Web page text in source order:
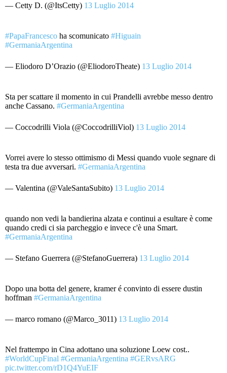
— Cetty D. (@ItsCetty) 13 Luglio 2014
#PapaFrancesco ha scomunicato #Higuain
#GermaniaArgentina
— Eliodoro D’Orazio (@EliodoroTheate) 13 Luglio 2014
Sta per scattare il momento in cui Prandelli avrebbe messo dentro
anche Cassano. #GermaniaArgentina
— Coccodrilli Viola (@CoccodrilliViol) 13 Luglio 2014
Vorrei avere lo stesso ottimismo di Messi quando vuole segnare di
testa tra due avversari. #GermaniaArgentina
— Valentina (@ValeSantaSubito) 13 Luglio 2014
quando non vedi la bandierina alzata e continui a esultare è come
quando credi ci sia parcheggio e invece c'è una Smart.
#GermaniaArgentina
— Stefano Guerrera (@StefanoGuerrera) 13 Luglio 2014
Dopo una botta del genere, kramer é convinto di essere dustin
hoffman #GermaniaArgentina
— marco romano (@Marco_3011) 13 Luglio 2014
Nel frattempo in Cina adottano una soluzione Loew cost..
#WorldCupFinal #GermaniaArgentina #GERvsARG
pic.twitter.com/rD1Q4YuEIF